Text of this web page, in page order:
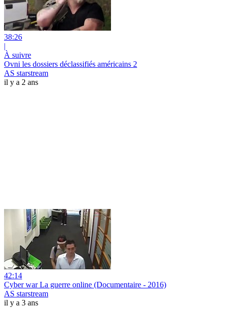
38:26
|
À suivre
Ovni les dossiers déclassifiés américains 2
AS starstream
il y a 2 ans
42:14
Cyber war La guerre online (Documentaire - 2016)
AS starstream
il y a 3 ans